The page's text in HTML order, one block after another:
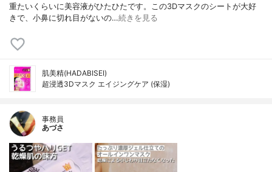
重たいくらいに美容液がひたひたです。この3Dマスクのシートが大好
きで、小鼻に切れ目がないの…続きを見る
肌美精(HADABISEI)
超浸透3Dマスク エイジングケア (保湿)
事務員
あづさ